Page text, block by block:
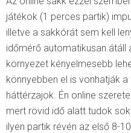
játékok (1 perces partik)
illetve a sakkórát sem kell
időmérő automatikusan átáll
környezet kényelmesebb
könnyebben el is vonhatják
háttérzajok. Én online
mert rövid idő alatt tudok
ilyen partik révén az első 8-